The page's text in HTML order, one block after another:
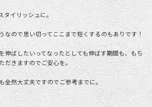
イリッシュに。
なので思い切ってここまで短くするのもありです！
伸ばしたいってなったとしても伸ばす期間も、もち
だきますのでご安心を。
全然大丈夫ですのでご参考までに。